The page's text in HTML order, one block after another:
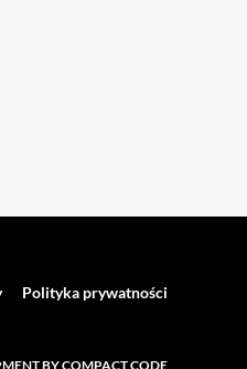
Polityka prywatności
BY COMPACT CODE